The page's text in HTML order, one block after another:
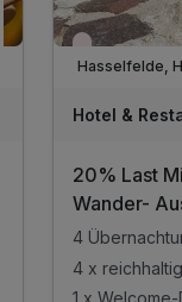
Aktuell
Hasselfelde,
Hotel &
20% Last
Wander-
4
4 x